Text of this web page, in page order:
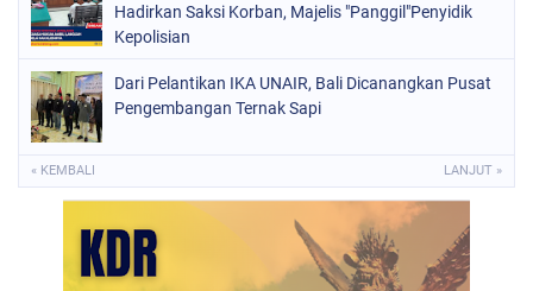
Hadirkan Saksi Korban, Majelis "Panggil"Penyidik
Kepolisian
Dari Pelantikan IKA UNAIR, Bali Dicanangkan Pusat
Pengembangan Ternak Sapi
« KEMBALI LANJUT »